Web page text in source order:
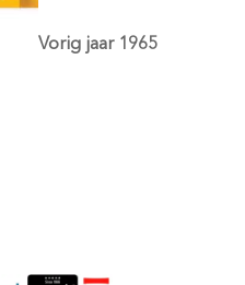
Vorig jaar 1965